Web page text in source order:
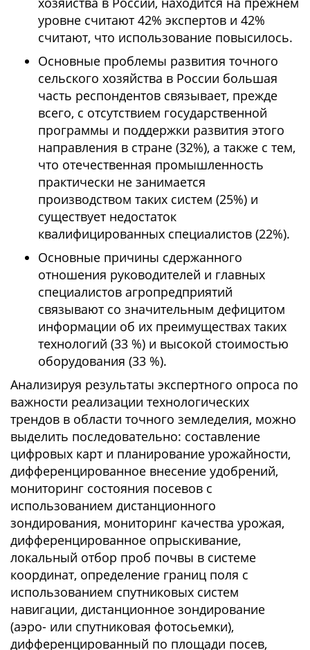
уровне считают 42% экспертов и 42%
считают, что использование повысилось.
Основные проблемы развития точного
сельского хозяйства в России большая
часть респондентов связывает, прежде
всего, с отсутствием государственной
программы и поддержки развития этого
направления в стране (32%), а также с тем,
что отечественная промышленность
практически не занимается
производством таких систем (25%) и
существует недостаток
квалифицированных специалистов (22%).
Основные причины сдержанного
отношения руководителей и главных
специалистов агропредприятий
связывают со значительным дефицитом
информации об их преимуществах таких
технологий (33 %) и высокой стоимостью
оборудования (33 %).
Анализируя результаты экспертного опроса по
важности реализации технологических
трендов в области точного земледелия, можно
выделить последовательно: составление
цифровых карт и планирование урожайности,
дифференцированное внесение удобрений,
мониторинг состояния посевов с
использованием дистанционного
зондирования, мониторинг качества урожая,
дифференцированное опрыскивание,
локальный отбор проб почвы в системе
координат, определение границ поля с
использованием спутниковых систем
навигации, дистанционное зондирование
(аэро- или спутниковая фотосьемки),
дифференцированный по площади посев,